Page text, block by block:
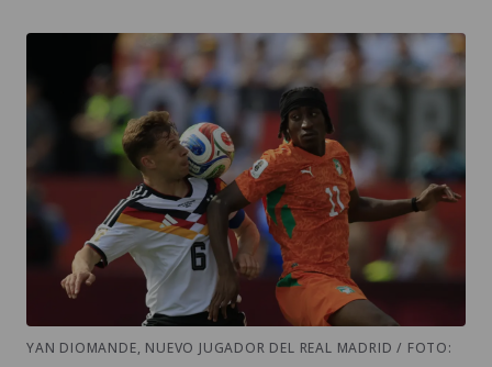
YAN DIOMANDE, NUEVO JUGADOR DEL REAL MADRID / FOTO: